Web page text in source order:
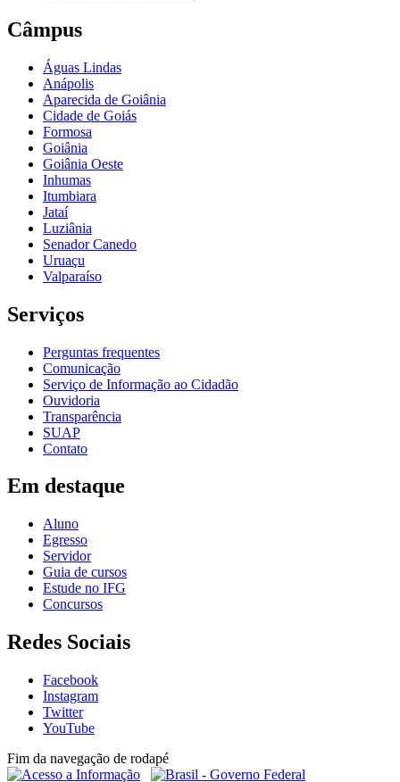
Câmpus
Águas Lindas
Anápolis
Aparecida de Goiânia
Cidade de Goiás
Formosa
Goiânia
Goiânia Oeste
Inhumas
Itumbiara
Jataí
Luziânia
Senador Canedo
Uruaçu
Valparaíso
Serviços
Perguntas frequentes
Comunicação
Serviço de Informação ao Cidadão
Ouvidoria
Transparência
SUAP
Contato
Em destaque
Aluno
Egresso
Servidor
Guia de cursos
Estude no IFG
Concursos
Redes Sociais
Facebook
Instagram
Twitter
YouTube
Fim da navegação de rodapé